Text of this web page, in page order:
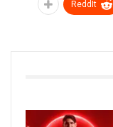
ReddIt